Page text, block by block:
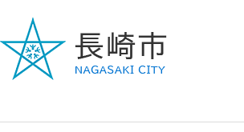
ジ
で
ュ
ば